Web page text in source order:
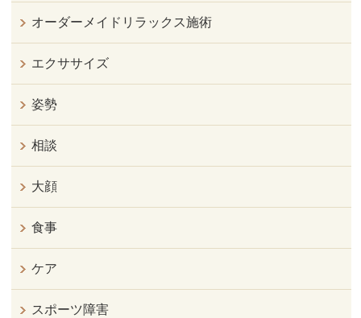
オーダーメイドリラックス施術
エクササイズ
姿勢
相談
大顔
食事
ケア
スポーツ障害